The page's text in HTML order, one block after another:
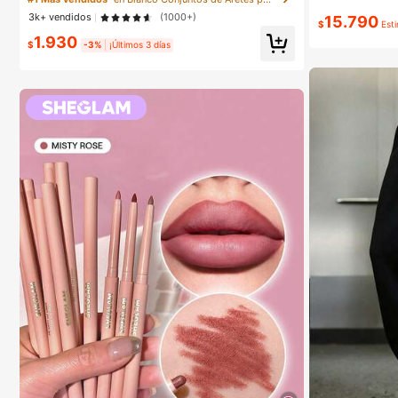
ara mujeres
3k+ vendidos
(1000+)
$1.930 -3% ¡Últimos 3 días
$15.790